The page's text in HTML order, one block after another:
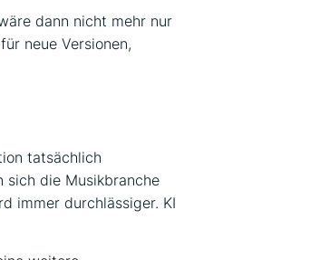
dann nicht mehr nur
neue Versionen,
tatsächlich
sich die Musikbranche
immer durchlässiger. KI